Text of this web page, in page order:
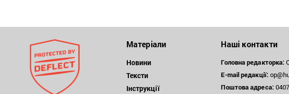
Матеріали
Новини
Тексти
Інструкції
Наші контакти
Головна редакторка:
E-mail редакції:
Поштоваадреса: